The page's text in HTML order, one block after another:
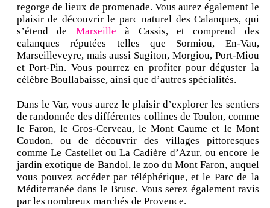
regorge de lieux de promenade. Vous aurez également le
plaisir de découvrir le parc naturel des Calanques, qui
s’étend de Marseille à Cassis, et comprend des
calanques réputées telles que Sormiou, En-Vau,
Marseilleveyre, mais aussi Sugiton, Morgiou, Port-Miou
et Port-Pin. Vous pourrez en profiter pour déguster la
célèbre Boullabaisse, ainsi que d’autres spécialités.
Dans le Var, vous aurez le plaisir d’explorer les sentiers
de randonnée des différentes collines de Toulon, comme
le Faron, le Gros-Cerveau, le Mont Caume et le Mont
Coudon, ou de découvrir des villages pittoresques
comme Le Castellet ou La Cadière d’Azur, ou encore le
jardin exotique de Bandol, le zoo du Mont Faron, auquel
vous pouvez accéder par téléphérique, et le Parc de la
Méditerranée dans le Brusc. Vous serez également ravis
par les nombreux marchés de Provence.